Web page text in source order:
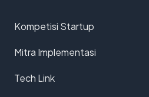
Kompetisi Startup
Mitra Implementasi
Tech Link